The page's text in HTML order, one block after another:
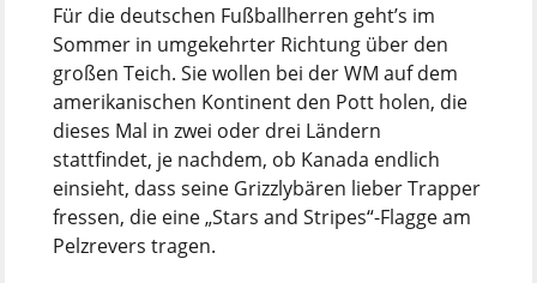
Für die deutschen Fußballherren geht’s im
Sommer in umgekehrter Richtung über den
großen Teich. Sie wollen bei der WM auf dem
amerikanischen Kontinent den Pott holen, die
dieses Mal in zwei oder drei Ländern
stattfindet, je nachdem, ob Kanada endlich
einsieht, dass seine Grizzlybären lieber Trapper
fressen, die eine „Stars and Stripes“-Flagge am
Pelzrevers tragen.